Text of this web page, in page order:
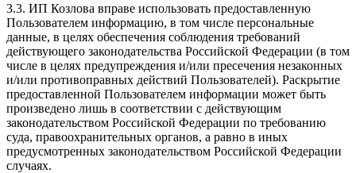
3.3. ИП Козлова вправе использовать предоставленную
Пользователем информацию, в том числе персональные
данные, в целях обеспечения соблюдения требований
действующего законодательства Российской Федерации (в том
числе в целях предупреждения и/или пресечения незаконных
и/или противоправных действий Пользователей). Раскрытие
предоставленной Пользователем информации может быть
произведено лишь в соответствии с действующим
законодательством Российской Федерации по требованию
суда, правоохранительных органов, а равно в иных
предусмотренных законодательством Российской Федерации
случаях.